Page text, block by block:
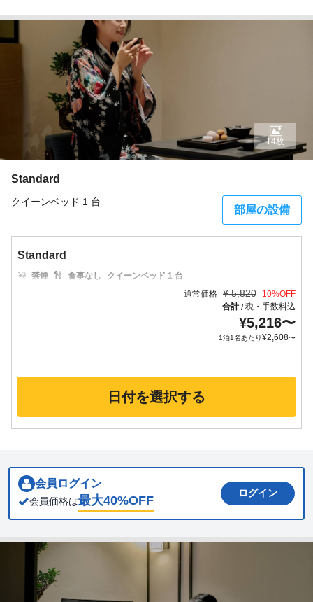
Standard
クイーンベッド 1 台
部屋の設備
14枚
Standard
禁煙 食事なし
クイーンベッド 1 台
通常価格 ¥ 5,820 10%OFF
合計/税・手数料込
¥5,216〜
1泊1名あたり¥2,608〜
日付を選択する
会員ログイン
会員価格は最大40%OFF
ログイン